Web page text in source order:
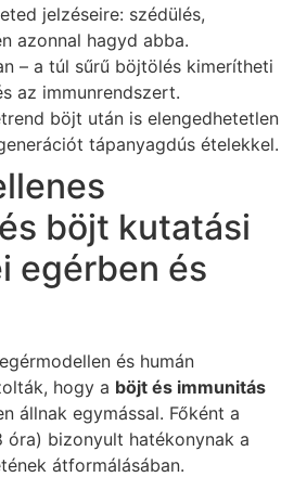
jelzéseire: szédülés,
azonnal hagyd abba.
– a túl sűrű böjtölés kimerítheti
az immunrendszert.
böjt után is elengedhetetlen
tápanyagdús ételekkel.
böjt kutatási
egérben és
és humán
hogy a böjt és immunitás
állnak egymással. Főként a
bizonyult hatékonynak a
átformálásában.